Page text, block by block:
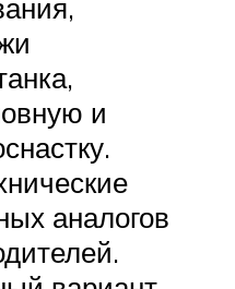
и
аналогов